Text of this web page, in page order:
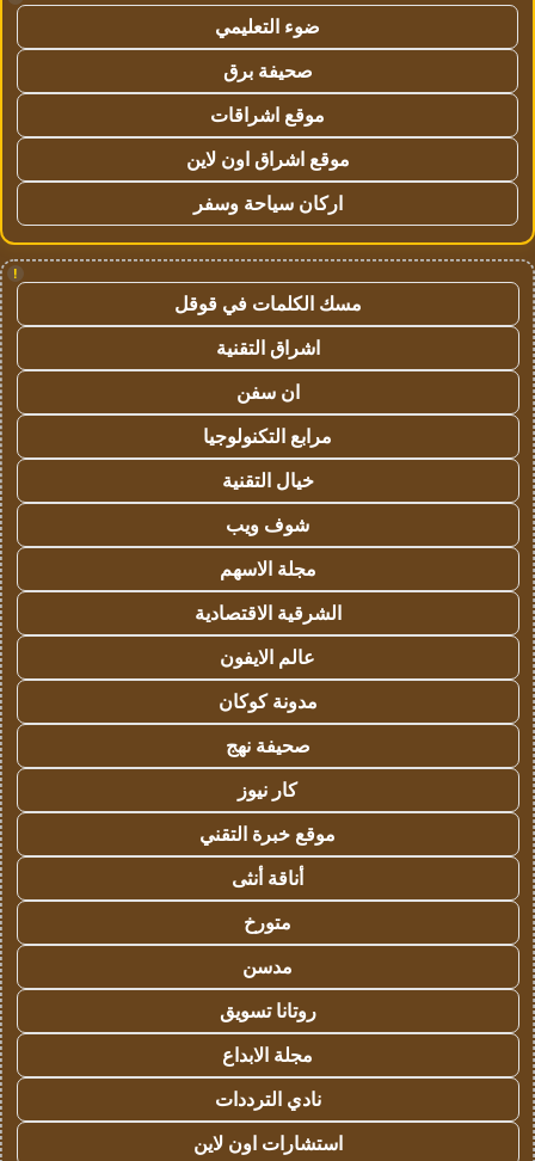
ضوء التعليمي
صحيفة برق
موقع اشراقات
موقع اشراق اون لاين
اركان سياحة وسفر
!
مسك الكلمات في قوقل
اشراق التقنية
ان سفن
مرابع التكنولوجيا
خيال التقنية
شوف ويب
مجلة الاسهم
الشرقية الاقتصادية
عالم الايفون
مدونة كوكان
صحيفة نهج
كار نيوز
موقع خبرة التقني
أناقة أنثى
متورخ
مدسن
روتانا تسويق
مجلة الابداع
نادي الترددات
استشارات اون لاين